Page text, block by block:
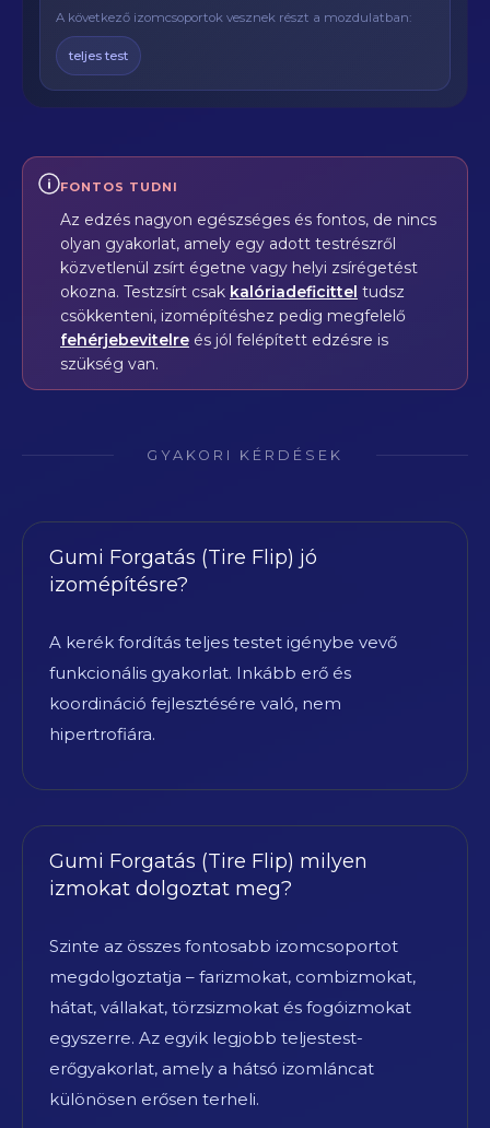
A következő izomcsoportok vesznek részt a mozdulatban:
teljes test
FONTOS TUDNI
Az edzés nagyon egészséges és fontos, de nincs
olyan gyakorlat, amely egy adott testrészről
közvetlenül zsírt égetne vagy helyi zsírégetést
okozna. Testzsírt csak kalóriadeficittel tudsz
csökkenteni, izomépítéshez pedig megfelelő
fehérjebevitelre és jól felépített edzésre is
szükség van.
GYAKORI KÉRDÉSEK
Gumi Forgatás (Tire Flip) jó
izomépítésre?
A kerék fordítás teljes testet igénybe vevő
funkcionális gyakorlat. Inkább erő és
koordináció fejlesztésére való, nem
hipertrofiára.
Gumi Forgatás (Tire Flip) milyen
izmokat dolgoztat meg?
Szinte az összes fontosabb izomcsoportot
megdolgoztatja – farizmokat, combizmokat,
hátat, vállakat, törzsizmokat és fogóizmokat
egyszerre. Az egyik legjobb teljestest-
erőgyakorlat, amely a hátsó izomláncat
különösen erősen terheli.